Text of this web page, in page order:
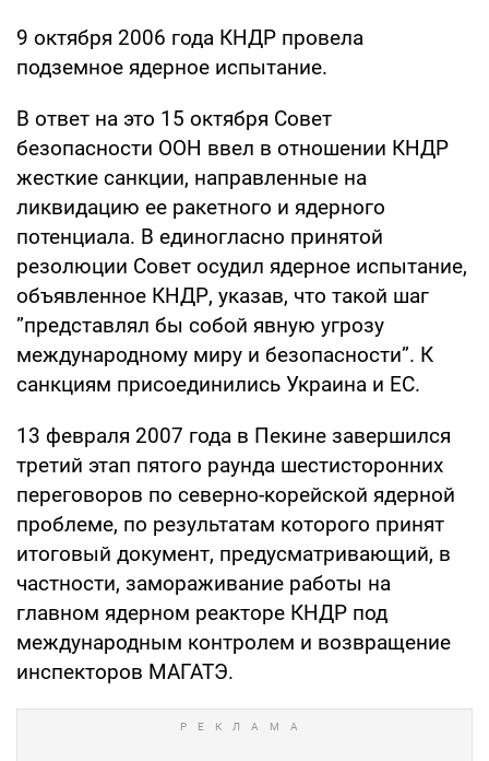
9 октября 2006 года КНДР провела
подземное ядерное испытание.
В ответ на это 15 октября Совет
безопасности ООН ввел в отношении КНДР
жесткие санкции, направленные на
ликвидацию ее ракетного и ядерного
потенциала. В единогласно принятой
резолюции Совет осудил ядерное испытание,
объявленное КНДР, указав, что такой шаг
”представлял бы собой явную угрозу
международному миру и безопасности”. К
санкциям присоединились Украина и ЕС.
13 февраля 2007 года в Пекине завершился
третий этап пятого раунда шестисторонних
переговоров по северно-корейской ядерной
проблеме, по результатам которого принят
итоговый документ, предусматривающий, в
частности, замораживание работы на
главном ядерном реакторе КНДР под
международным контролем и возвращение
инспекторов МАГАТЭ.